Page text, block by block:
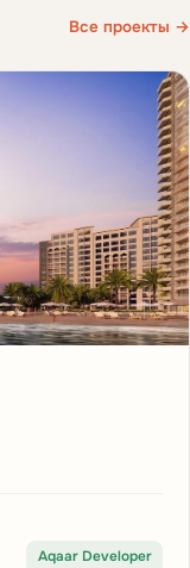
Все проекты →
Aqaar Developer